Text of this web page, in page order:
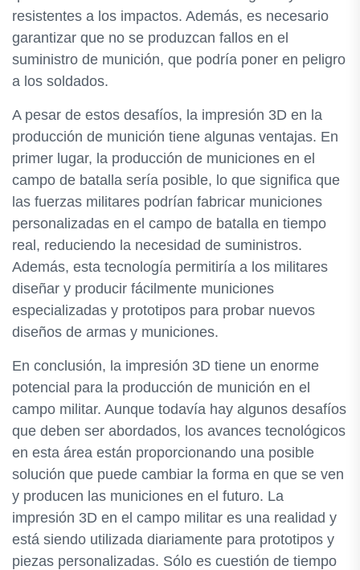
resistentes a los impactos. Además, es necesario
garantizar que no se produzcan fallos en el
suministro de munición, que podría poner en peligro
a los soldados.
A pesar de estos desafíos, la impresión 3D en la
producción de munición tiene algunas ventajas. En
primer lugar, la producción de municiones en el
campo de batalla sería posible, lo que significa que
las fuerzas militares podrían fabricar municiones
personalizadas en el campo de batalla en tiempo
real, reduciendo la necesidad de suministros.
Además, esta tecnología permitiría a los militares
diseñar y producir fácilmente municiones
especializadas y prototipos para probar nuevos
diseños de armas y municiones.
En conclusión, la impresión 3D tiene un enorme
potencial para la producción de munición en el
campo militar. Aunque todavía hay algunos desafíos
que deben ser abordados, los avances tecnológicos
en esta área están proporcionando una posible
solución que puede cambiar la forma en que se ven
y producen las municiones en el futuro. La
impresión 3D en el campo militar es una realidad y
está siendo utilizada diariamente para prototipos y
piezas personalizadas. Sólo es cuestión de tiempo